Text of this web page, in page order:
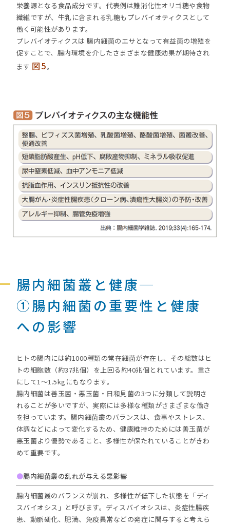
栄養源となる食品成分です。代表例は難消化性オリゴ糖や食物
繊維ですが、牛乳に含まれる乳糖もプレバイオティクスとして
働く可能性があります。
プレバイオティクスは 腸内細菌のエサとなって有益菌の増殖を
促すことで、腸内環境を介したさまざまな健康効果が期待され
ます 図5。
腸内細菌叢と健康─
①腸内細菌の重要性と健康
への影響
ヒトの腸内には約1000種類の常在細菌が存在し、その総数はヒ
トの細胞数（約37兆個）を上回る約40兆個とれています。重さ
にして1～1.5kgにもなります。
腸内細菌は善玉菌・悪玉菌・日和見菌の3つに分類して説明さ
れることが多いですが、実際には多様な種類がさまざまな働き
を担っています。腸内細菌叢のバランスは、食事やストレス、
体調などによって変化するため、健康維持のためには善玉菌が
悪玉菌より優勢であること、多様性が保たれていることがきわ
めて重要です。
●腸内細菌叢の乱れが与える悪影響
腸内細菌叢のバランスが崩れ、多様性が低下した状態を「ディ
スバイオシス」と呼びます。ディスバイオシスは、炎症性腸疾
患、動脈硬化、肥満、免疫異常などの発症に関与すると考えら